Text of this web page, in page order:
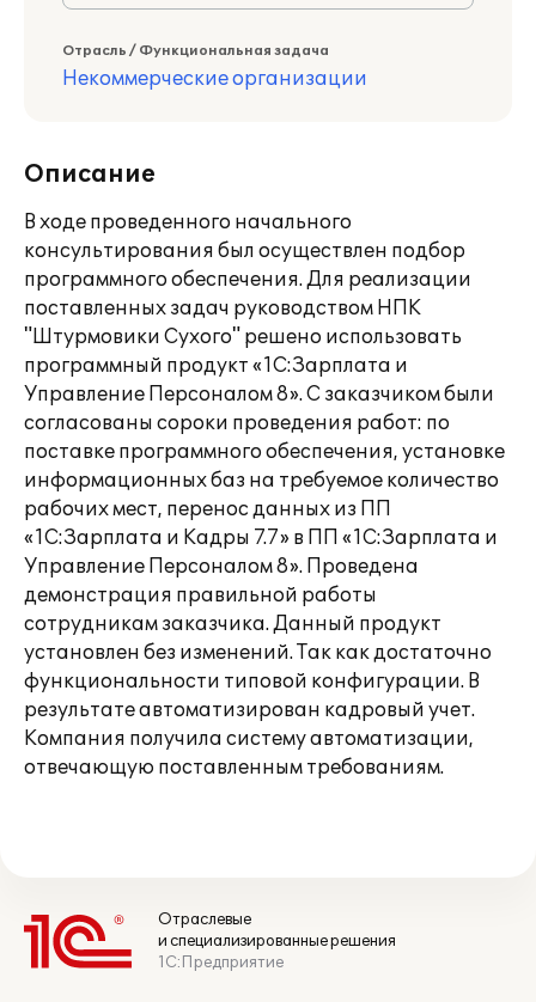
Отрасль / Функциональная задача
Некоммерческие организации
Описание
В ходе проведенного начального
консультирования был осуществлен подбор
программного обеспечения. Для реализации
поставленных задач руководством НПК
"Штурмовики Сухого" решено использовать
программный продукт «1С:Зарплата и
Управление Персоналом 8». С заказчиком были
согласованы сороки проведения работ: по
поставке программного обеспечения, установке
информационных баз на требуемое количество
рабочих мест, перенос данных из ПП
«1С:Зарплата и Кадры 7.7» в ПП «1С:Зарплата и
Управление Персоналом 8». Проведена
демонстрация правильной работы
сотрудникам заказчика. Данный продукт
установлен без изменений. Так как достаточно
функциональности типовой конфигурации. В
результате автоматизирован кадровый учет.
Компания получила систему автоматизации,
отвечающую поставленным требованиям.
Отраслевые
и специализированные решения
1С:Предприятие